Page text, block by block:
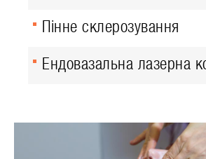
Пінне склерозування
Ендовазальна лазерна